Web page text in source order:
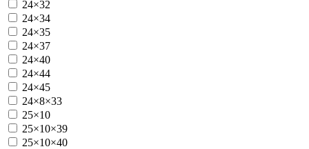
24×32
24×34
24×35
24×37
24×40
24×44
24×45
24×8×33
25×10
25×10×39
25×10×40